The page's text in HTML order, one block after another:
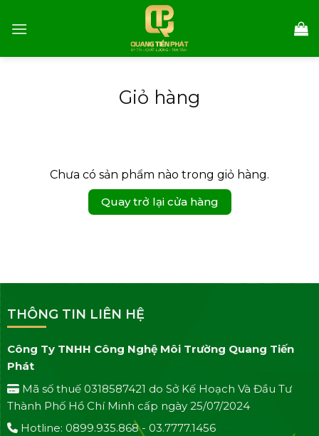
Giỏ hàng
Chưa có sản phẩm nào trong giỏ hàng.
Quay trở lại cửa hàng
THÔNG TIN LIÊN HỆ
Công Ty TNHH Công Nghệ Môi Trường Quang Tiến
Phát
Mã số thuế 0318587421 do Sở Kế Hoạch Và Đầu Tư
Thành Phố Hồ Chí Minh cấp ngày 25/07/2024
Hotline: 0899.935.868 - 03.7777.1456